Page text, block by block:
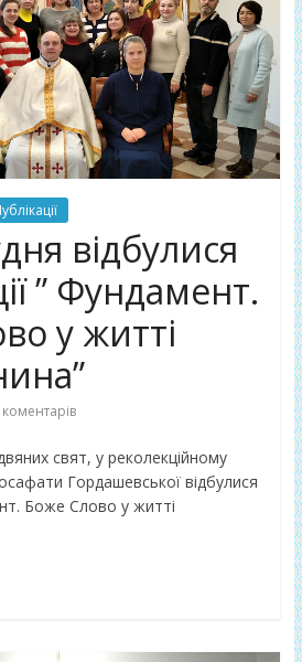
відбулися
” Фундамент.
у житті
коментарів
свят, у реколекційному
Гордашевської відбулися
Боже Слово у житті